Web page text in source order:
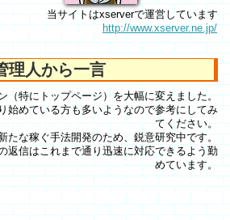
当サイトはxserverで運営しています
http://www.xserver.ne.jp/
理人から一言
（特にトップページ）を大幅に変えました。
始めている方も多いようなので参考にしてみ
てください。
たな稼ぐ手法開発のため、鋭意研究中です。
返信はこれまで通り迅速に対応できるよう勤
めています。